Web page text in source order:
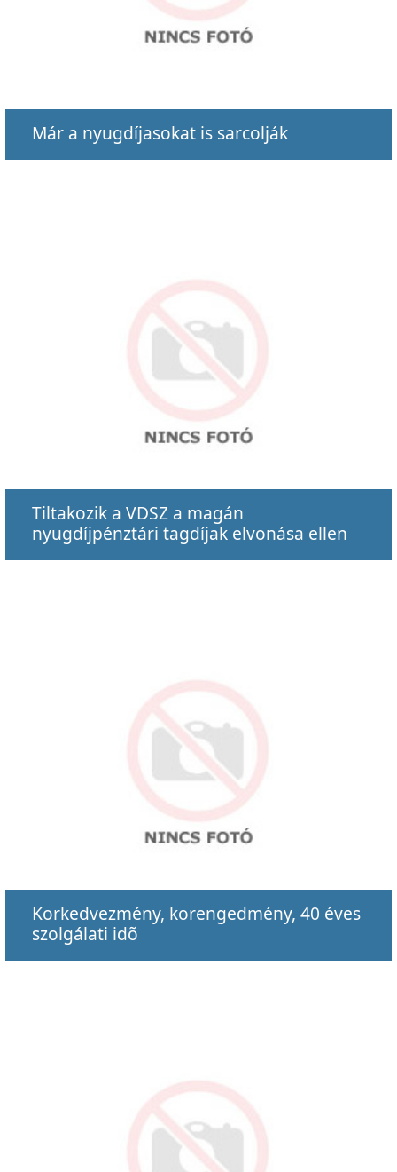
Már a nyugdíjasokat is sarcolják
Tiltakozik a VDSZ a magán
nyugdíjpénztári tagdíjak elvonása ellen
Korkedvezmény, korengedmény, 40 éves
szolgálati idõ